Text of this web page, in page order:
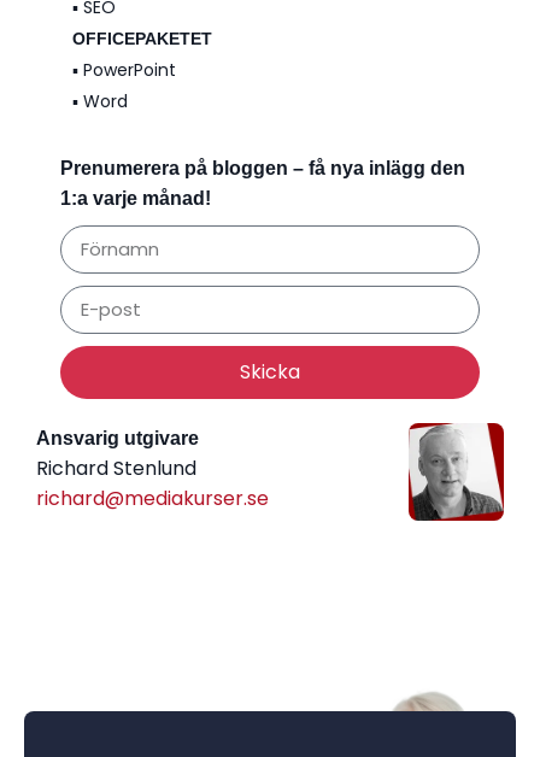
▪️ SEO
OFFICEPAKETET
▪️ PowerPoint
▪️ Word
Prenumerera på bloggen – få nya inlägg den
1:a varje månad!
Skicka
Ansvarig utgivare
Richard Stenlund
richard@mediakurser.se